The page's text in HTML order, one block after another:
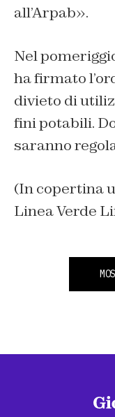
all’Arpab».
Nel
ha firmato
divieto di
fini potabili.
saranno
(In copertina
Linea Verde